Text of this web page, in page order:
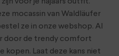
mocassin van Waldläufer
ze in onze webshop. Al
door de trendy comfort
kopen. Laat deze kans niet